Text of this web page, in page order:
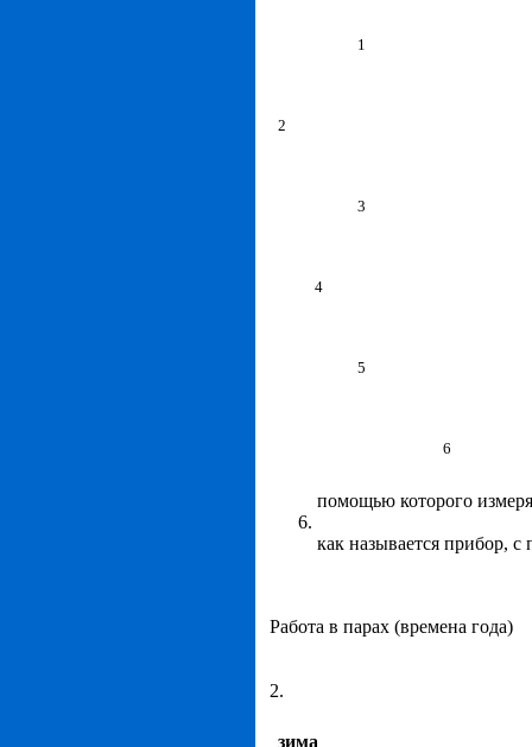
1
2
3
4
5
6
помощью которого
как называется прибор,
Работа в парах (времена года)
2.
зима